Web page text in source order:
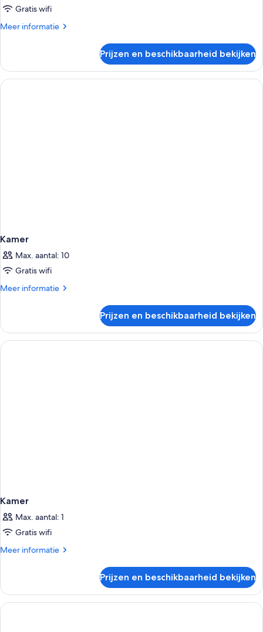
vrouwen,
roken
Gratis wifi
Meer informatie
Meer
kamer,
alleen
vrouwen,
Prijzen en beschikbaarheid bekijken
Kamer
Max. aantal: 10
Gratis wifi
Meer informatie
Meer
Prijzen en beschikbaarheid bekijken
Kamer
Max. aantal: 1
Gratis wifi
Meer informatie
Meer
Prijzen en beschikbaarheid bekijken